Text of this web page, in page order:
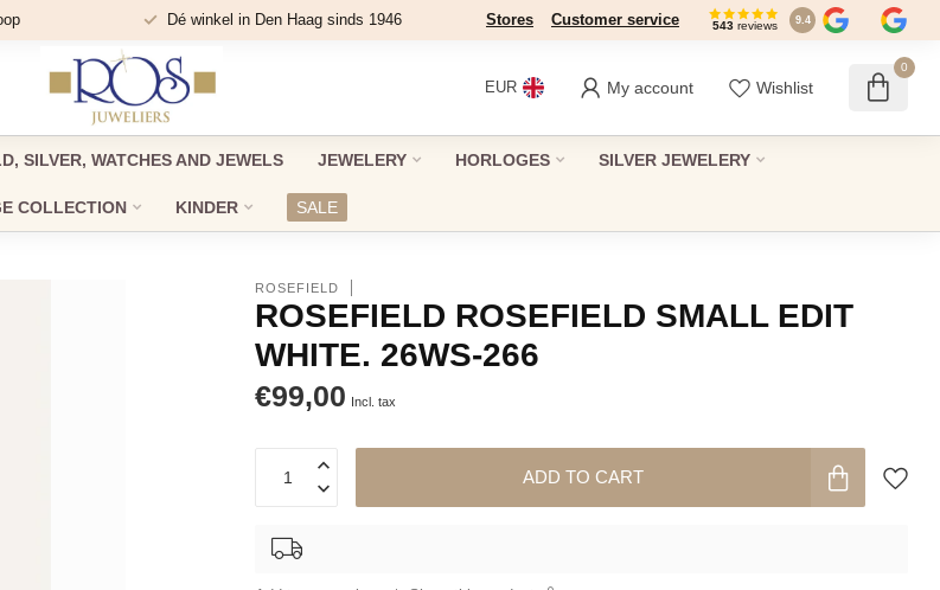
Dé winkel in Den Haag sinds 1946 Stores Customer service 543 reviews 9.4
EUR My account Wishlist
0
SILVER, WATCHES AND JEWELS JEWELERY HORLOGES SILVER JEWELERY
COLLECTION KINDER SALE
ROSEFIELD
ROSEFIELD ROSEFIELD SMALL EDIT
WHITE. 26WS-266
€99,00 Incl. tax
ADD TO CART